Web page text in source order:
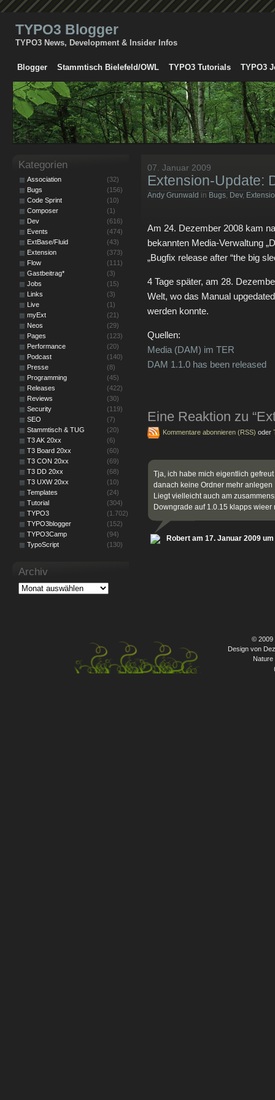
TYPO3 Blogger
TYPO3 News, Development & Insider Infos
Blogger Stammtisch Bielefeld/OWL TYPO3 Tutorials TYPO3
07. Januar 2009
Extension-Update:
Andy Grunwald in Bugs, Dev,
Am 24. Dezember 2008 kam
bekannten Media-Verwaltung
„Bugfix release after “the big
4 Tage später, am 28.
Welt, wo das Manual
werden konnte.
Quellen:
Media (DAM) im TER
DAM 1.1.0 has been released
Eine Reaktion zu
Kommentare abonnieren (RSS) oder
Tja, ich habe mich eigentlich
danach keine Ordner mehr anlegen
Liegt vielleicht auch am
Downgrade auf 1.0.15 klapps wieer
Robert am 17. Januar 2009
Kategorien
Association
(32)
Bugs
(156)
Code Sprint
(10)
Composer
(1)
Dev
(616)
Events
(474)
ExtBase/Fluid
(43)
Extension
(373)
Flow
(111)
Gastbeitrag*
(3)
Jobs
(15)
Links
(3)
Live
(1)
myExt
(21)
Neos
(29)
Pages
(123)
Performance
(20)
Podcast
(140)
Presse
(8)
Programming
(45)
Releases
(422)
Reviews
(30)
Security
(119)
SEO
(7)
Stammtisch & TUG
(20)
T3 AK 20xx
(6)
T3 Board 20xx
(60)
T3 CON 20xx
(69)
T3 DD 20xx
(68)
T3 UXW 20xx
(10)
Templates
(24)
Tutorial
(304)
TYPO3
(1.702)
TYPO3blogger
(152)
TYPO3Camp
(94)
TypoScript
(130)
Archiv
© 2009
Design von
Nature